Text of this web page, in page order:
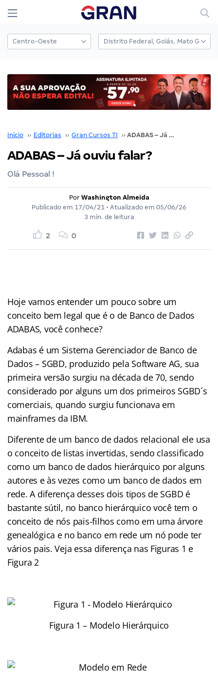
Início ›› Editorias ›› Gran Cursos TI ›› ADABAS – Já ouviu falar?
ADABAS – Já ouviu falar?
Olá Pessoal !
Por Washington Almeida
Publicado em 17/04/21 • Atualizado em 05/06/26
3 min. de leitura
2 0
Hoje vamos entender um pouco sobre um
conceito bem legal que é o de Banco de Dados
ADABAS, você conhece?
Adabas é um Sistema Gerenciador de Banco de
Dados – SGBD, produzido pela Software AG, sua
primeira versão surgiu na década de 70, sendo
considerado por alguns um dos primeiros SGBD´s
comerciais, quando surgiu funcionava em
mainframes da IBM.
Diferente de um banco de dados relacional ele usa
o conceito de listas invertidas, sendo classificado
como um banco de dados hierárquico por alguns
autores e às vezes como um banco de dados em
rede. A diferença desses dois tipos de SGBD é
bastante sútil, no banco hierárquico você tem o
conceito de nós pais-filhos como em uma árvore
genealógica e no banco em rede um nó pode ter
vários pais. Veja essa diferença nas Figuras 1 e
Figura 2
Figura 1 – Modelo Hierárquico